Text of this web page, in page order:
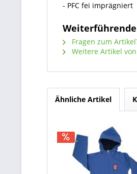
- PFC fei imprägniert
Weiterführende
Fragen zum
Weitere Artikel
Ähnliche Artikel